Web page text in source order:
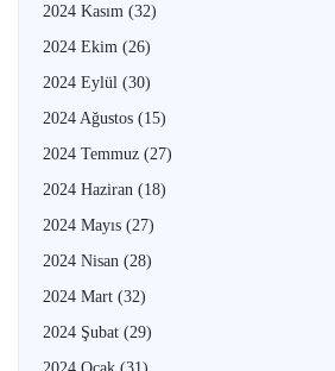
2024 Kasım (32)
2024 Ekim (26)
2024 Eylül (30)
2024 Ağustos (15)
2024 Temmuz (27)
2024 Haziran (18)
2024 Mayıs (27)
2024 Nisan (28)
2024 Mart (32)
2024 Şubat (29)